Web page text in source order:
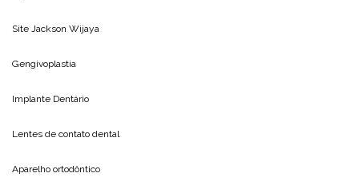
Site Jackson Wijaya
Gengivoplastia
Implante Dentário
Lentes de contato dental
Aparelho ortodôntico